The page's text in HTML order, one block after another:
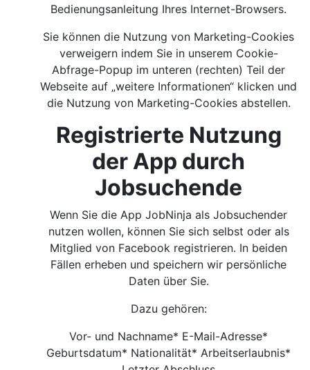
Bedienungsanleitung Ihres Internet-Browsers.
Sie können die Nutzung von Marketing-Cookies
verweigern indem Sie in unserem Cookie-
Abfrage-Popup im unteren (rechten) Teil der
Webseite auf „weitere Informationen“ klicken und
die Nutzung von Marketing-Cookies abstellen.
Registrierte Nutzung
der App durch
Jobsuchende
Wenn Sie die App JobNinja als Jobsuchender
nutzen wollen, können Sie sich selbst oder als
Mitglied von Facebook registrieren. In beiden
Fällen erheben und speichern wir persönliche
Daten über Sie.
Dazu gehören:
Vor- und Nachname* E-Mail-Adresse*
Geburtsdatum* Nationalität* Arbeitserlaubnis*